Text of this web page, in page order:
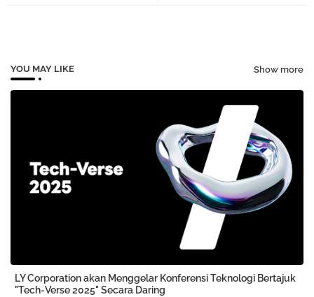
YOU MAY LIKE Show more
LY Corporation akan Menggelar Konferensi Teknologi Bertajuk
"Tech-Verse 2025" Secara Daring